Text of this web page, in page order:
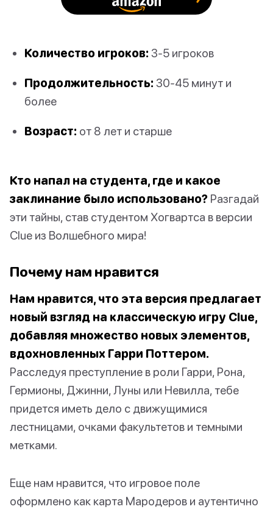
Количество игроков: 3-5 игроков
Продолжительность: 30-45 минут и
более
Возраст: от 8 лет и старше
Кто напал на студента, где и какое
заклинание было использовано? Разгадай
эти тайны, став студентом Хогвартса в версии
Clue из Волшебного мира!
Почему нам нравится
Нам нравится, что эта версия предлагает
новый взгляд на классическую игру Clue,
добавляя множество новых элементов,
вдохновленных Гарри Поттером.
Расследуя преступление в роли Гарри, Рона,
Гермионы, Джинни, Луны или Невилла, тебе
придется иметь дело с движущимися
лестницами, очками факультетов и темными
метками.
Еще нам нравится, что игровое поле
оформлено как карта Мародеров и аутентично